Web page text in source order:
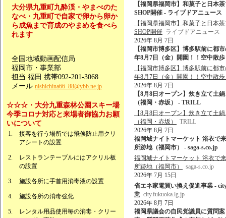
大分県九重町九酔渓・やまべのた
なべ・九重町で自家で卵から卵か
ら成魚まで育成のやまめを食べら
れます
全国地域動画配信局
福岡市・事業部
担当 福田 携帯092-201-3068
メール nishichina66_88@ybb.ne.jp
☆☆☆・大分九重森林公園スキー場
今季コロナ対応と来場者御協力お願
いについて
接客を行う場所では飛俟防止用クリ
アシートの設置
レストランテーブルにはアクリル板
の設置
施設各所に手首用消毒液の設置
施設各所の消毒強化
レンタル用品使用毎の消毒・クリー
【福岡県福岡市】和菓子と日本
SHOP開催 - ライブドアニュース
【福岡県福岡市】和菓子と日本
SHOP開催 ライブドアニュース
2026年 8月 7日
【福岡市博多区】博多駅前に都
年8月7日（金）開園！！空中散
【福岡市博多区】博多駅前に都
年8月7日（金）開園！！空中散
2026年 8月 7日
【8月8日オープン】炊き立て土
（福岡・赤坂） - TRILL
【8月8日オープン】炊き立て土
（福岡・赤坂）
TRILL
2026年 8月 7日
福岡城ナイトマーケット 浴衣で
所跡地（福岡市） - saga-s.co.jp
福岡城ナイトマーケット 浴衣で
所跡地（福岡市）
saga-s.co.jp
2026年 7月 15日
省エネ家電買い換え促進事業 -
業 city.fukuoka.lg.jp
2026年 8月 7日
福岡県議会の自民党議員に質問